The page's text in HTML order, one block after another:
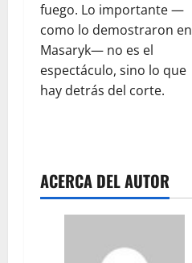
fuego. Lo importante —
como lo demostraron en
Masaryk— no es el
espectáculo, sino lo que
hay detrás del corte.
ACERCA DEL AUTOR